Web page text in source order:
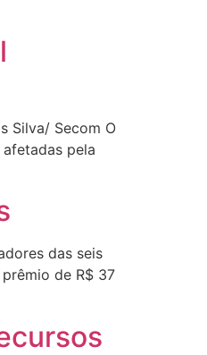
Silva/ Secom O
pela
das seis
de R$ 37